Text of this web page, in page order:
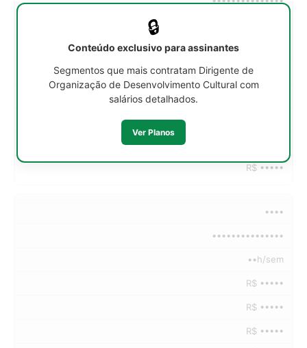
R$ •••••
R$ •••••
••••
•••••••••••••••
••h/sem
R$ •••••
R$ •••••
R$ •••••
🔒
Conteúdo exclusivo para assinantes
Segmentos que mais contratam Dirigente de
Organização de Desenvolvimento Cultural com
salários detalhados.
Ver Planos